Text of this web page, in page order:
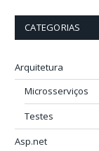
CATEGORIAS
Arquitetura
Microsserviços
Testes
Asp.net